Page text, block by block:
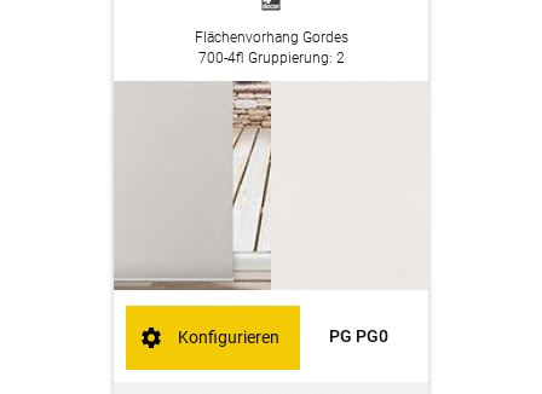
Flächenvorhang Gordes
700-4fl Gruppierung: 2
PG PG0
Konfigurieren